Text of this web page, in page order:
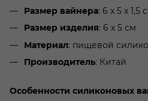
Размер вайнера: 6 x 5 х 1,5
Размер изделия: 6 x 5 см
Материал: пищевой
Производитель: Китай
Особенности силиконовых